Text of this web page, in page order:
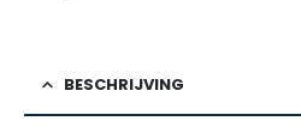
BESCHRIJVING